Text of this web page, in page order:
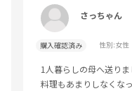
さっちゃん
購入確認済み 性別:女性
1人暮らしの母へ送りま
料理もあまりしなくな